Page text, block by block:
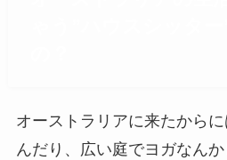
オーストラリアに来たから
んだり、広い庭でヨガなん